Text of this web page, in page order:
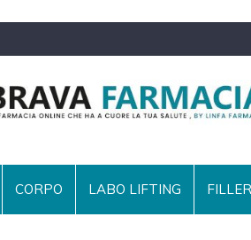
CORPO LABO LIFTING